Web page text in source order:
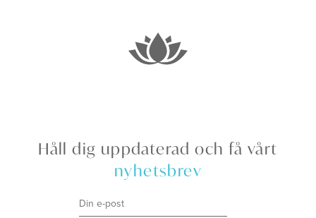
Håll dig uppdaterad och få vårt
nyhetsbrev